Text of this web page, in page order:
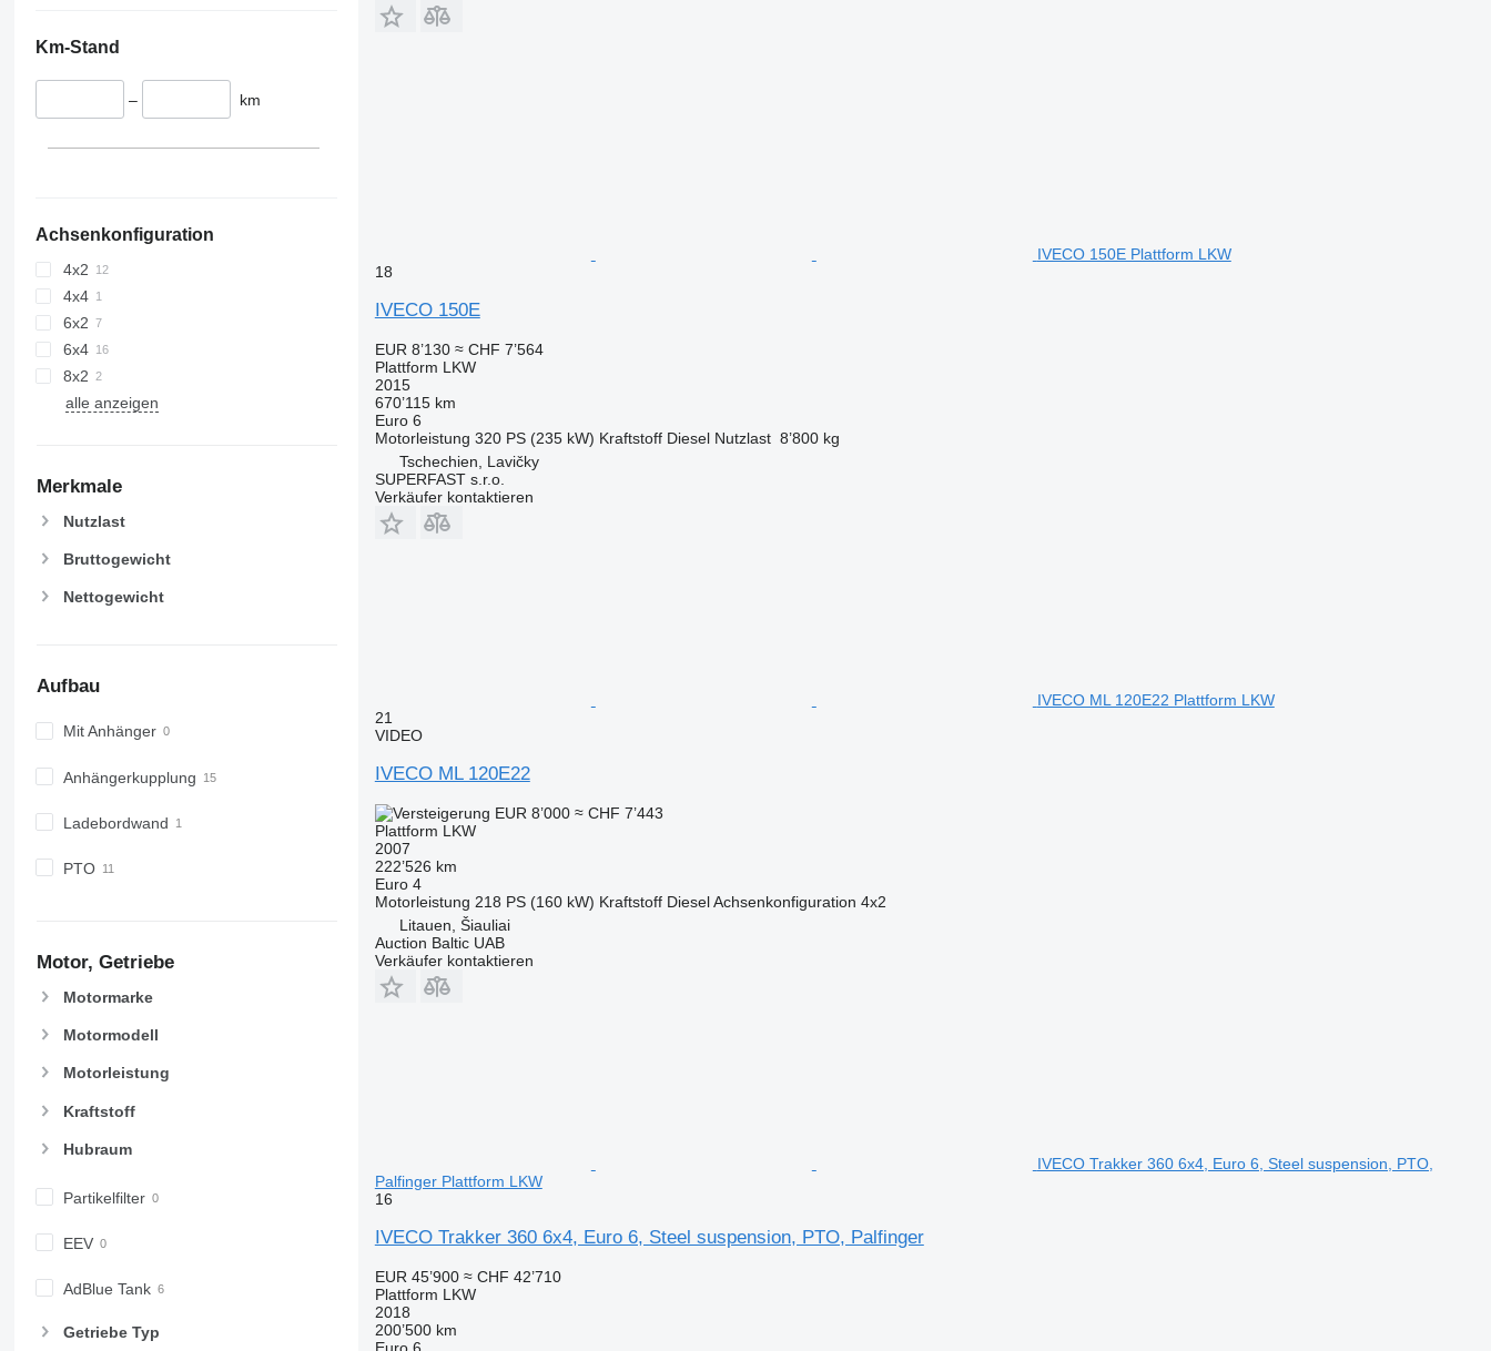
Km-Stand
– km
Achsenkonfiguration
4x2
4x4
6x2
6x4
8x2
alle anzeigen
Merkmale
Nutzlast
Bruttogewicht
Nettogewicht
Aufbau
Mit Anhänger
Anhängerkupplung
Ladebordwand
PTO
Motor, Getriebe
Motormarke
Motormodell
Motorleistung
Kraftstoff
Hubraum
Partikelfilter
EEV
AdBlue Tank
Getriebe Typ
IVECO 150E Plattform LKW
18
IVECO 150E
EUR 8’130 ≈ CHF 7’564
Plattform LKW
2015
670’115 km
Euro 6
Motorleistung 320 PS (235 kW) Kraftstoff Diesel Nutzlast 8’800 kg
Tschechien, Lavičky
SUPERFAST s.r.o.
Verkäufer kontaktieren
IVECO ML 120E22 Plattform LKW
21
VIDEO
IVECO ML 120E22
EUR 8’000 ≈ CHF 7’443
Plattform LKW
2007
222’526 km
Euro 4
Motorleistung 218 PS (160 kW) Kraftstoff Diesel Achsenkonfiguration 4x2
Litauen, Šiauliai
Auction Baltic UAB
Verkäufer kontaktieren
IVECO Trakker 360 6x4, Euro 6, Steel suspension, PTO,
Palfinger Plattform LKW
16
IVECO Trakker 360 6x4, Euro 6, Steel suspension, PTO, Palfinger
EUR 45’900 ≈ CHF 42’710
Plattform LKW
2018
200’500 km
Euro 6